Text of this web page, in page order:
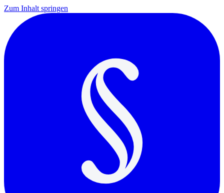
Zum Inhalt springen